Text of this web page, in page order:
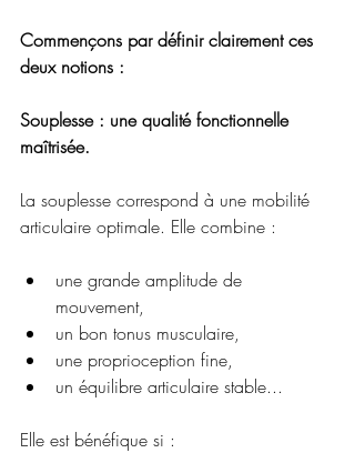
Commençons par définir clairement ces
deux notions :
Souplesse : une qualité fonctionnelle
maîtrisée.
La souplesse correspond à une mobilité
articulaire optimale. Elle combine :
une grande amplitude de
mouvement,
un bon tonus musculaire,
une proprioception fine,
un équilibre articulaire stable...
Elle est bénéfique si :